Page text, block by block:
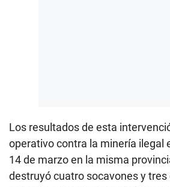
Los resultados de esta
operativo contra la minería ilegal
14 de marzo en la misma
destruyó cuatro socavones y